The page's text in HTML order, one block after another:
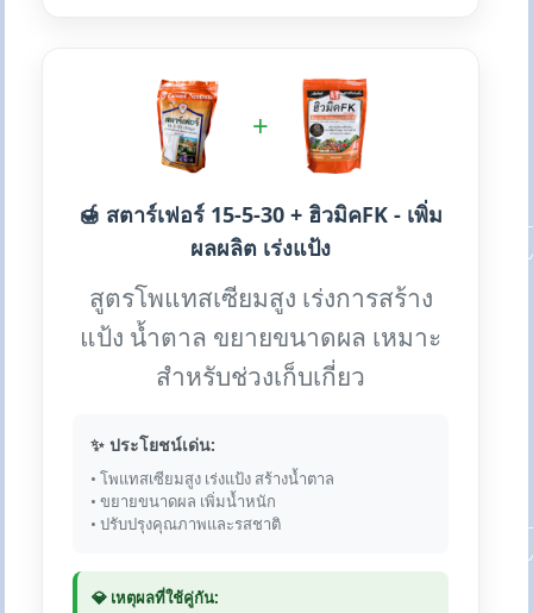
+
🍯 สตาร์เฟอร์ 15-5-30 + ฮิวมิคFK - เพิ่ม
ผลผลิต เร่งแป้ง
สูตรโพแทสเซียมสูง เร่งการสร้าง
แป้ง น้ำตาล ขยายขนาดผล เหมาะ
สำหรับช่วงเก็บเกี่ยว
✨ ประโยชน์เด่น:
• โพแทสเซียมสูง เร่งแป้ง สร้างน้ำตาล
• ขยายขนาดผล เพิ่มน้ำหนัก
• ปรับปรุงคุณภาพและรสชาติ
💎 เหตุผลที่ใช้คู่กัน: